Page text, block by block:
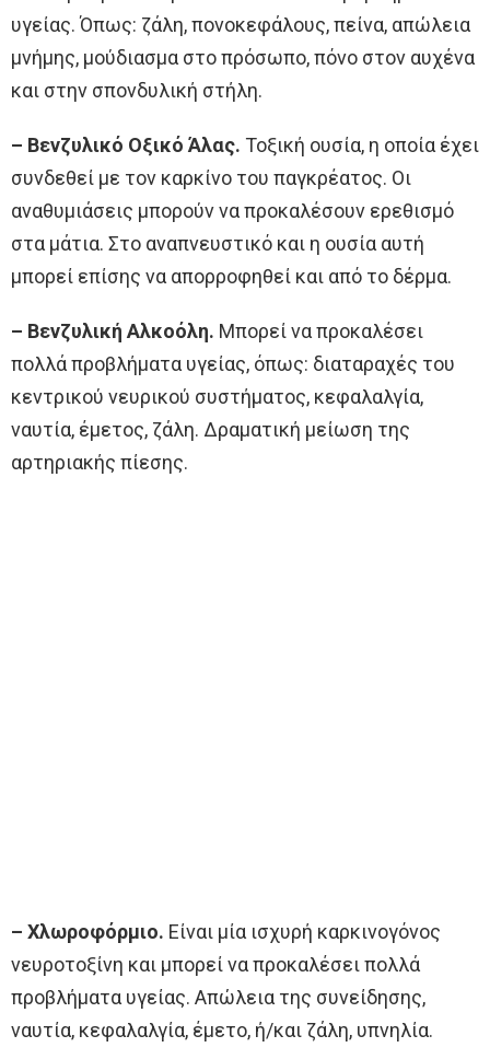
υγείας. Όπως: ζάλη, πονοκεφάλους, πείνα, απώλεια
μνήμης, μούδιασμα στο πρόσωπο, πόνο στον αυχένα
και στην σπονδυλική στήλη.
– Βενζυλικό Οξικό Άλας. Τοξική ουσία, η οποία έχει
συνδεθεί με τον καρκίνο του παγκρέατος. Οι
αναθυμιάσεις μπορούν να προκαλέσουν ερεθισμό
στα μάτια. Στο αναπνευστικό και η ουσία αυτή
μπορεί επίσης να απορροφηθεί και από το δέρμα.
– Βενζυλική Aλκοόλη. Μπορεί να προκαλέσει
πολλά προβλήματα υγείας, όπως: διαταραχές του
κεντρικού νευρικού συστήματος, κεφαλαλγία,
ναυτία, έμετος, ζάλη. Δραματική μείωση της
αρτηριακής πίεσης.
– Χλωροφόρμιο. Είναι μία ισχυρή καρκινογόνος
νευροτοξίνη και μπορεί να προκαλέσει πολλά
προβλήματα υγείας. Απώλεια της συνείδησης,
ναυτία, κεφαλαλγία, έμετο, ή/και ζάλη, υπνηλία.